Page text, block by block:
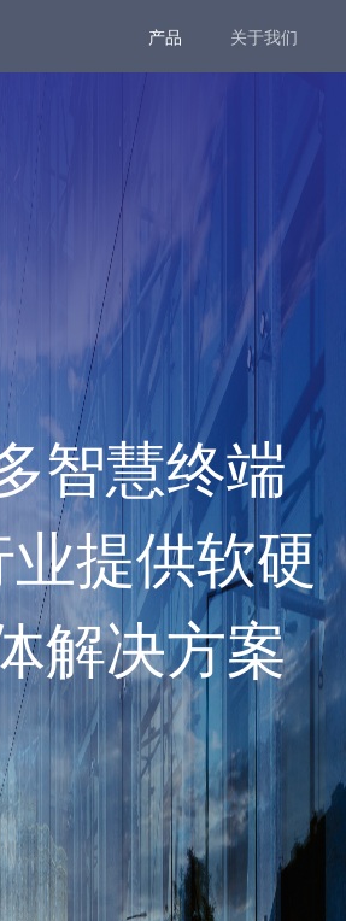
产品 关于我们
智慧终端
提供软硬
解决方案